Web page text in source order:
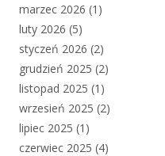
marzec 2026 (1)
luty 2026 (5)
styczeń 2026 (2)
grudzień 2025 (2)
listopad 2025 (1)
wrzesień 2025 (2)
lipiec 2025 (1)
czerwiec 2025 (4)